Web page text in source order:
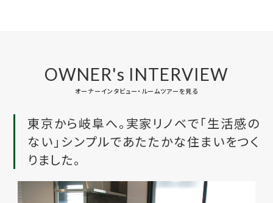
OWNER's INTERVIEW
オーナーインタビュー・ルームツアーを見る
東京から岐阜へ。実家リノベで「生活感の
ない」シンプルであたたかな住まいをつく
りました。